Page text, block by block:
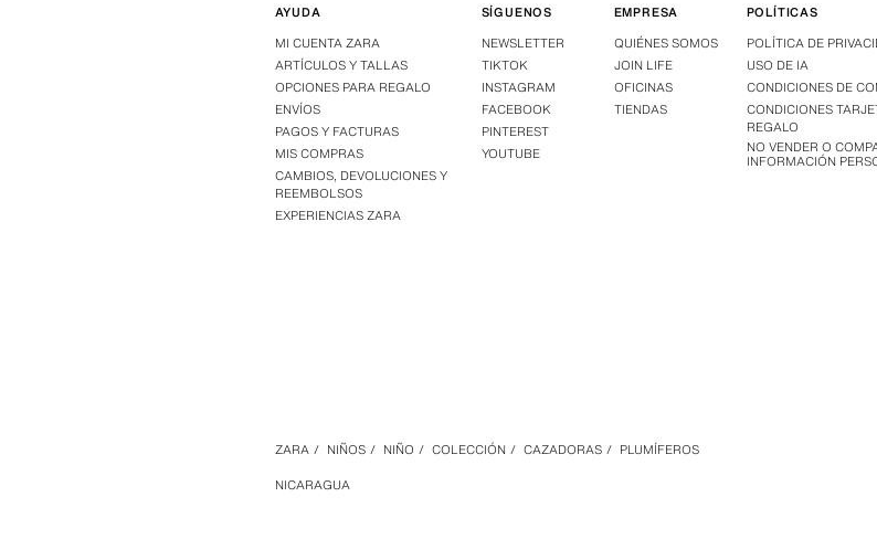
AYUDA
MI CUENTA ZARA
ARTÍCULOS Y TALLAS
OPCIONES PARA REGALO
ENVÍOS
PAGOS Y FACTURAS
MIS COMPRAS
CAMBIOS, DEVOLUCIONES Y
REEMBOLSOS
EXPERIENCIAS ZARA
SÍGUENOS
NEWSLETTER
TIKTOK
INSTAGRAM
FACEBOOK
PINTEREST
YOUTUBE
EMPRESA
QUIÉNES SOMOS
JOIN LIFE
OFICINAS
TIENDAS
POLÍTICAS
POLÍTICA DE
USO DE IA
CONDICIONES DE
CONDICIONES
REGALO
NO VENDER O
INFORMACIÓN
ZARA / NIÑOS / NIÑO / COLECCIÓN / CAZADORAS / PLUMÍFEROS
NICARAGUA